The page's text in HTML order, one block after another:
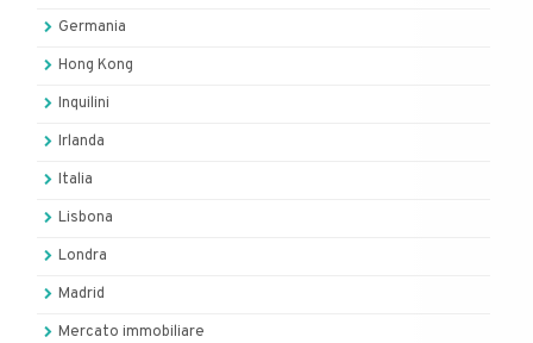
Germania
Hong Kong
Inquilini
Irlanda
Italia
Lisbona
Londra
Madrid
Mercato immobiliare